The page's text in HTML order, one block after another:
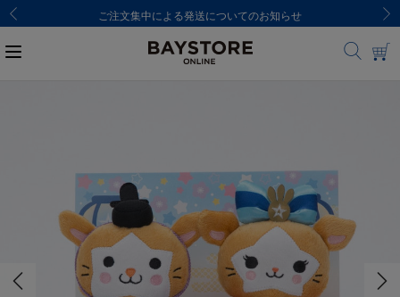
ご注文集中による発送についてのお知らせ